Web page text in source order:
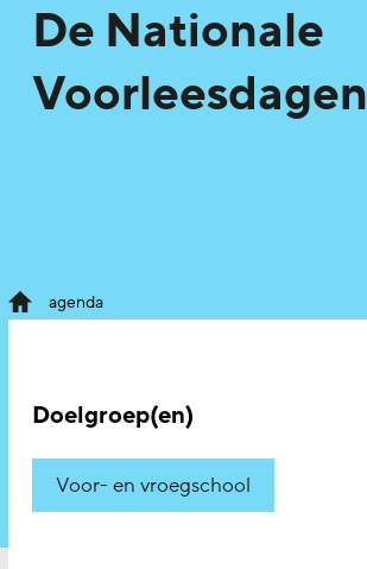
De Nationale
Voorleesdagen
agenda
Doelgroep(en)
Voor- en vroegschool